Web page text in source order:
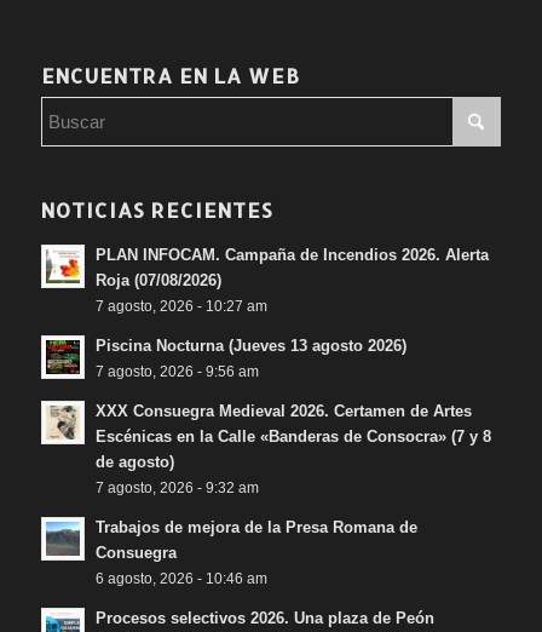
ENCUENTRA EN LA WEB
NOTICIAS RECIENTES
PLAN INFOCAM. Campaña de Incendios 2026. Alerta
Roja (07/08/2026)
7 agosto, 2026 - 10:27 am
Piscina Nocturna (Jueves 13 agosto 2026)
7 agosto, 2026 - 9:56 am
XXX Consuegra Medieval 2026. Certamen de Artes
Escénicas en la Calle «Banderas de Consocra» (7 y 8
de agosto)
7 agosto, 2026 - 9:32 am
Trabajos de mejora de la Presa Romana de
Consuegra
6 agosto, 2026 - 10:46 am
Procesos selectivos 2026. Una plaza de Peón